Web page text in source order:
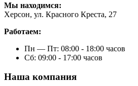
Мы находимся:
Херсон, ул. Красного Креста, 27
Работаем:
Пн — Пт: 08:00 - 18:00 часов
Сб: 09:00 - 17:00 часов
Наша компания